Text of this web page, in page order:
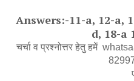
Answers:-11-a, 12-a,
d, 18-a
चर्चा व प्रश्नोत्तर हेतु हमें